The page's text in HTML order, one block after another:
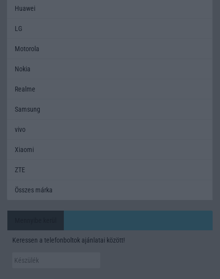
Huawei
LG
Motorola
Nokia
Realme
Samsung
vivo
Xiaomi
ZTE
Összes márka
Keressen a telefonboltok ajánlatai között!